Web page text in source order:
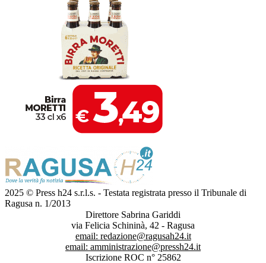
2025 © Press h24 s.r.l.s. - Testata registrata presso il Tribunale di
Ragusa n. 1/2013
Direttore Sabrina Gariddi
via Felicia Schininà, 42 - Ragusa
email: redazione@ragusah24.it
email: amministrazione@pressh24.it
Iscrizione ROC n° 25862